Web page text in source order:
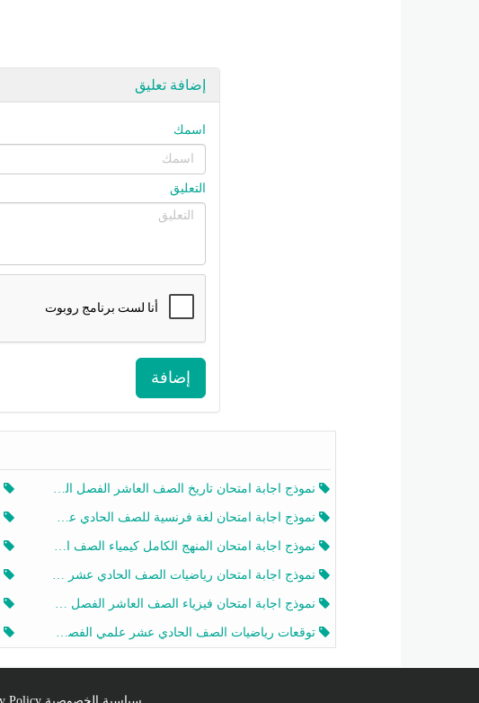
إضافة تعليق
اسمك
التعليق
إضافة
نموذج اجابة امتحان تاريخ الصف العاشر الفصل الثاني 2025-2026
نموذج اجابة امتحان لغة فرنسية للصف الحادي عشر أدبي الفصل الثاني 2025-2026
نموذج اجابة امتحان المنهج الكامل كيمياء الصف الحادي عشر علمي الفصل الثاني 2025-2026
نموذج اجابة امتحان رياضيات الصف الحادي عشر علمي الفصل الثاني 2025-2026
نموذج اجابة امتحان فيزياء الصف العاشر الفصل الثاني 2025-2026
توقعات رياضيات الصف الحادي عشر علمي الفصل الثاني 2025-2026 أ عمرو فايز